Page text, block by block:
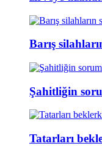
Barış
Şahitliğin
Tatarları